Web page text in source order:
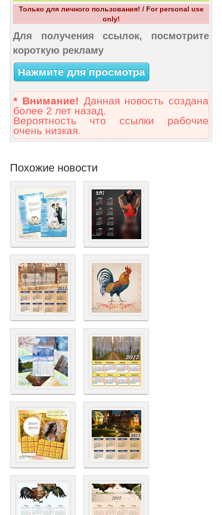
Только для личного пользования! / For personal use
only!
Для получения ссылок, посмотрите
короткую рекламу
Нажмите для просмотра
* Внимание! Данная новость создана
более 2 лет назад.
Вероятность что ссылки рабочие
очень низкая.
Похожие новости